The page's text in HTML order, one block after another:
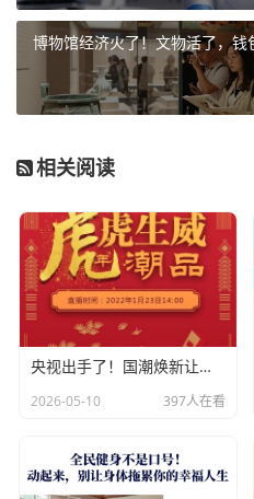
博物馆经济火了！文物活了，钱
相关阅读
央视出手了！国潮焕新让非遗炸场，这才是文化强国该有的排面
2026-05-10 397人在看